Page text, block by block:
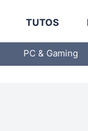
TUTOS
PC & Gaming